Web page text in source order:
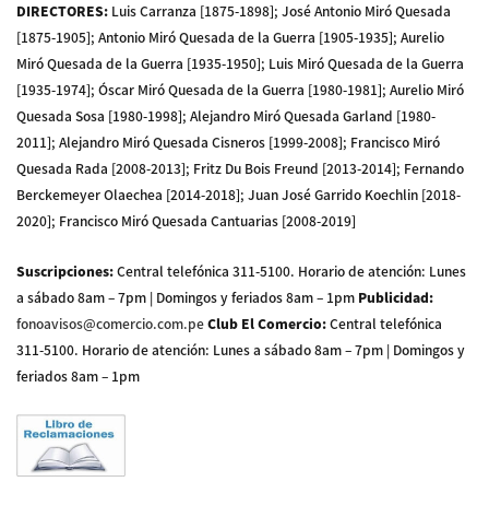
DIRECTORES: Luis Carranza [1875-1898]; José Antonio Miró Quesada
[1875-1905]; Antonio Miró Quesada de la Guerra [1905-1935]; Aurelio
Miró Quesada de la Guerra [1935-1950]; Luis Miró Quesada de la Guerra
[1935-1974]; Óscar Miró Quesada de la Guerra [1980-1981]; Aurelio Miró
Quesada Sosa [1980-1998]; Alejandro Miró Quesada Garland [1980-
2011]; Alejandro Miró Quesada Cisneros [1999-2008]; Francisco Miró
Quesada Rada [2008-2013]; Fritz Du Bois Freund [2013-2014]; Fernando
Berckemeyer Olaechea [2014-2018]; Juan José Garrido Koechlin [2018-
2020]; Francisco Miró Quesada Cantuarias [2008-2019]
Suscripciones:Central telefónica 311-5100. Horario de atención: Lunes
a sábado 8am – 7pm | Domingos y feriados 8am – 1pm Publicidad:
fonoavisos@comercio.com.peClub El Comercio:Central telefónica
311-5100. Horario de atención: Lunes a sábado 8am – 7pm | Domingos y
feriados 8am – 1pm